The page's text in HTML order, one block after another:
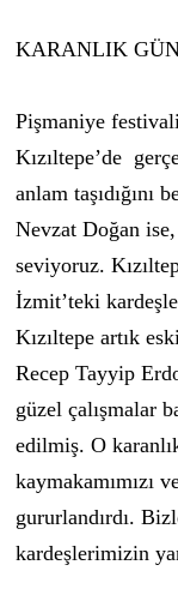
KARANLIK
Pişmaniye
Kızıltepe’de
anlam taşıdığını
Nevzat Doğan
seviyoruz.
İzmit’teki
Kızıltepe artık
Recep Tayyip
güzel çalışmalar
edilmiş. O
kaymakamımızı
gururlandırdı.
kardeşlerimizin